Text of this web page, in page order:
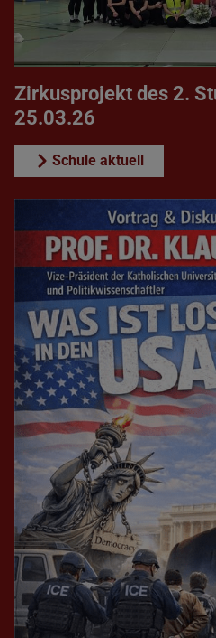
Zirkusprojekt des 2.
25.03.26
Schule aktuell